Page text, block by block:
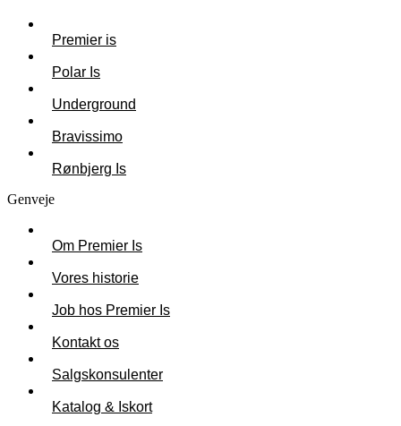
Premier is
Polar Is
Underground
Bravissimo
Rønbjerg Is
Genveje
Om Premier Is
Vores historie
Job hos Premier Is
Kontakt os
Salgskonsulenter
Katalog & Iskort